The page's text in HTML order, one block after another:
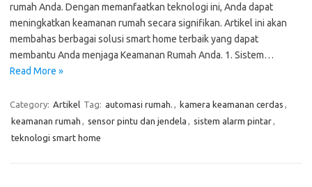
rumah Anda. Dengan memanfaatkan teknologi ini, Anda dapat
meningkatkan keamanan rumah secara signifikan. Artikel ini akan
membahas berbagai solusi smart home terbaik yang dapat
membantu Anda menjaga Keamanan Rumah Anda. 1. Sistem…
Read More »
Category: Artikel Tag: automasi rumah. , kamera keamanan cerdas ,
keamanan rumah , sensor pintu dan jendela , sistem alarm pintar,
teknologi smart home